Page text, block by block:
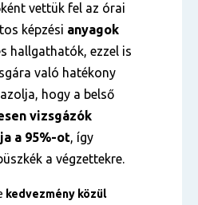
vettük fel az órai
képzési anyagok
hallgathatók, ezzel is
való hatékony
hogy a belső
vizsgázók
a 95%-ot, így
a végzettekre.
kedvezmény közül